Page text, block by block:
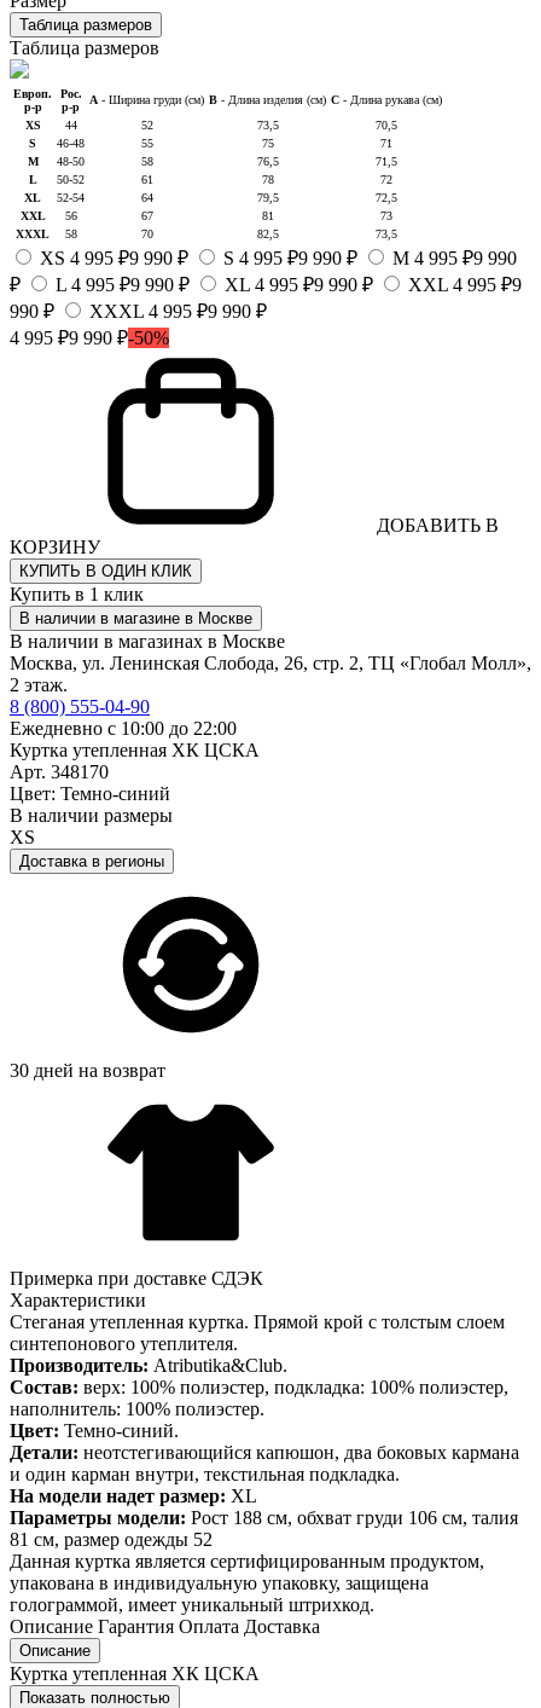
Таблица размеров
Таблица размеров
Европ.
р-р
Рос.
р-р
A - Ширина груди (см) B - Длина изделия (см) C - Длина рукава (см)
XS
44 52 73,5
70,5
S
46-48 55 75
71
M
48-50 58 76,5
71,5
L
50-52 61 78
72
XL
52-54 64 79,5
72,5
XXL
56 67 81
73
XXXL
58 70 82,5 73,5
XS 4 995 ₽9 990 ₽ S 4 995 ₽9 990 ₽ M 4 995 ₽9 990
₽
L 4 995 ₽9 990 ₽ XL 4 995 ₽9 990 ₽ XXL 4 995 ₽9
990 ₽
XXXL 4 995 ₽9 990 ₽
4 995 ₽9 990 ₽-50%
ДОБАВИТЬ В
КОРЗИНУ
КУПИТЬ В ОДИН КЛИК
Купить в 1 клик
В наличии в магазине в Москве
В наличии в магазинах в Москве
Москва, ул. Ленинская Слобода, 26, стр. 2, ТЦ «Глобал Молл»,
2 этаж.
8 (800) 555-04-90
Ежедневно с 10:00 до 22:00
Куртка утепленная ХК ЦСКА
Арт. 348170
Цвет: Темно-синий
В наличии размеры
XS
Доставка в регионы
30 дней на возврат
Примерка при доставке СДЭК
Характеристики
Стеганая утепленная куртка. Прямой крой с толстым слоем
синтепонового утеплителя.
Производитель: Atributika&Club.
Состав: верх: 100% полиэстер, подкладка: 100% полиэстер,
наполнитель: 100% полиэстер.
Цвет: Темно-синий.
Детали: неотстегивающийся капюшон, два боковых кармана
и один карман внутри, текстильная подкладка.
На модели надет размер: XL
Параметры модели: Рост 188 см, обхват груди 106 см, талия
81 см, размер одежды 52
Данная куртка является сертифицированным продуктом,
упакована в индивидуальную упаковку, защищена
голограммой, имеет уникальный штрихкод.
Описание Гарантия Оплата Доставка
Описание
Куртка утепленная ХК ЦСКА
Показать полностью